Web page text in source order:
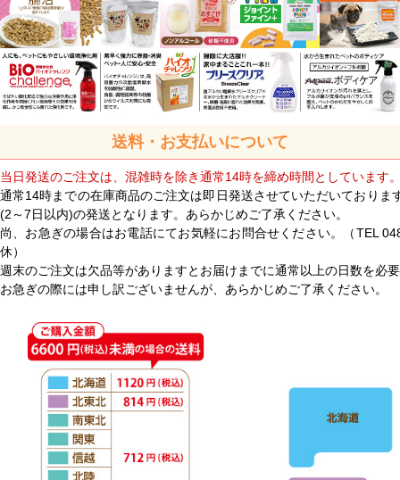
送料・お支払いについて
当日発送のご注文は、混雑時を除き通常14時を締め時間としています
通常14時までの在庫商品のご注文は即日発送させていただいておりま
(2～7日以内)の発送となります。あらかじめご了承ください。
尚、お急ぎの場合はお電話にてお気軽にお問合せください。（TEL
休）
週末のご注文は欠品等がありますとお届けまでに通常以上の日数を必
お急ぎの際には申し訳ございませんが、あらかじめご了承ください。